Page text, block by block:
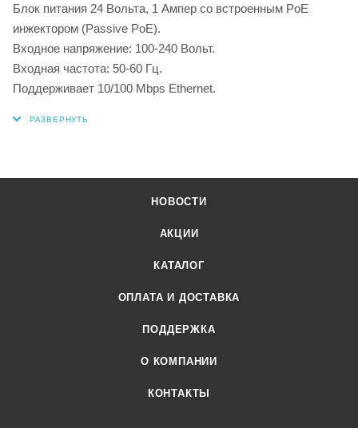
Блок питания 24 Вольта, 1 Ампер со встроенным PoE
инжектором (Passive PoE).
Входное напряжение: 100-240 Вольт.
Входная частота: 50-60 Гц.
Поддерживает 10/100 Mbps Ethernet.
НОВОСТИ
АКЦИИ
КАТАЛОГ
ОПЛАТА И ДОСТАВКА
ПОДДЕРЖКА
О КОМПАНИИ
КОНТАКТЫ